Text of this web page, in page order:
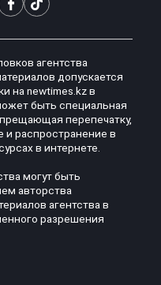
агентства
допускается
на newtimes.kz в
быть специальная
перепечатку,
и распространение в
в интернете.
могут быть
авторства
агентства в
разрешения